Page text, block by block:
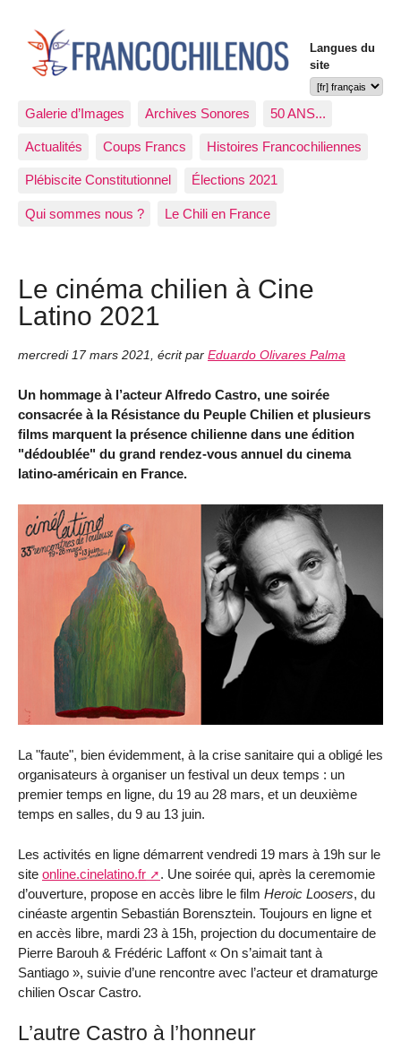
Langues du
site
Galerie d’Images Archives Sonores 50 ANS...
Actualités Coups Francs Histoires Francochiliennes
Plébiscite Constitutionnel Élections 2021
Qui sommes nous ? Le Chili en France
Le cinéma chilien à Cine
Latino 2021
mercredi 17 mars 2021, écrit par Eduardo Olivares Palma
Un hommage à l’acteur Alfredo Castro, une soirée
consacrée à la Résistance du Peuple Chilien et plusieurs
films marquent la présence chilienne dans une édition
"dédoublée" du grand rendez-vous annuel du cinema
latino-américain en France.
La "faute", bien évidemment, à la crise sanitaire qui a obligé les
organisateurs à organiser un festival un deux temps : un
premier temps en ligne, du 19 au 28 mars, et un deuxième
temps en salles, du 9 au 13 juin.
Les activités en ligne démarrent vendredi 19 mars à 19h sur le
site online.cinelatino.fr
. Une soirée qui, après la ceremomie
d’ouverture, propose en accès libre le film Heroic Loosers, du
cinéaste argentin Sebastián Borensztein. Toujours en ligne et
en accès libre, mardi 23 à 15h, projection du documentaire de
Pierre Barouh & Frédéric Laffont « On s’aimait tant à
Santiago », suivie d’une rencontre avec l’acteur et dramaturge
chilien Oscar Castro.
L’autre Castro à l’honneur